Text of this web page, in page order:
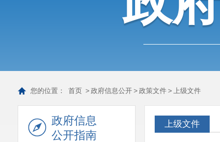
您的位置： 首页 >政府信息公开>政策文件> 上级文件
政府信息
公开指南
上级文件